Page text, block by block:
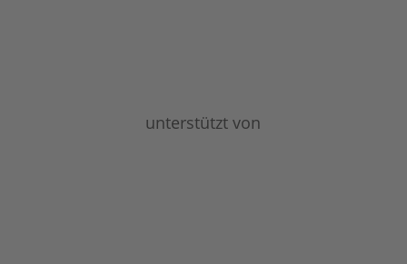
unterstützt von